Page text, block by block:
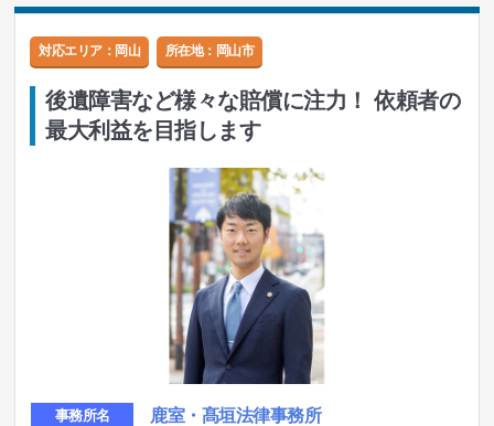
対応エリア：岡山 所在地： 岡山市
後遺障害など様々な賠償に注力！ 依頼者の
最大利益を目指します
事務所名 鹿室・髙垣法律事務所